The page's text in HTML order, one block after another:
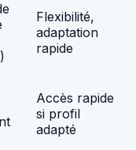
Flexibilité,
adaptation
rapide
Accès rapide
si profil
adapté